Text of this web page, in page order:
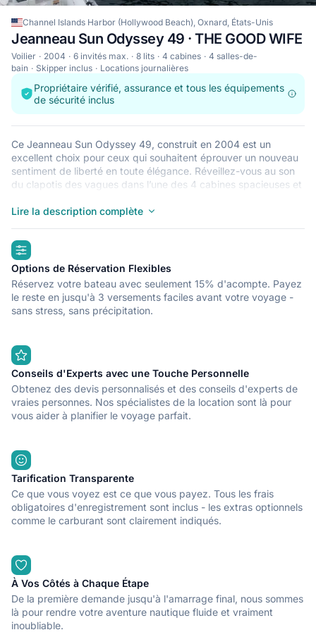
Channel Islands Harbor (Hollywood Beach), Oxnard, États-Unis
Jeanneau Sun Odyssey 49 · THE GOOD WIFE
Voilier 2004 6 invités max. 8 lits 4 cabines
4 salles-de-
bain
Skipper inclus Locations journalières
Propriétaire vérifié, assurance et tous les équipements
de sécurité inclus
Ce Jeanneau Sun Odyssey 49, construit en 2004 est un
excellent choix pour ceux qui souhaitent éprouver un nouveau
sentiment de liberté en toute élégance. Réveillez-vous au son
du clapotis des vagues dans l’une des 4 cabines spacieuses et
jusqu’à 6 personnes, ce voilier est parfait pour naviguer avec
à Channel Islands Harbor (Hollywood Beach), Oxnard, un point
de départ idéal pour explorer États-Unis en bateau. Bonne
navigation !
Lire la description complète
highlights
Options de Réservation Flexibles
Réservez votre bateau avec seulement 15% d'acompte. Payez
le reste en jusqu'à 3 versements faciles avant votre voyage -
sans stress, sans précipitation.
Conseils d'Experts avec une Touche Personnelle
Obtenez des devis personnalisés et des conseils d'experts de
vraies personnes. Nos spécialistes de la location sont là pour
vous aider à planifier le voyage parfait.
Tarification Transparente
Ce que vous voyez est ce que vous payez. Tous les frais
obligatoires d'enregistrement sont inclus - les extras optionnels
comme le carburant sont clairement indiqués.
À Vos Côtés à Chaque Étape
De la première demande jusqu'à l'amarrage final, nous sommes
là pour rendre votre aventure nautique fluide et vraiment
inoubliable.